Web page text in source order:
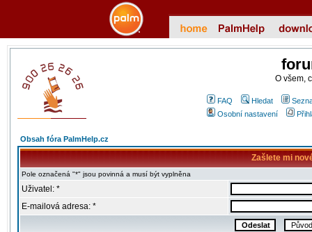
O všem,
FAQ Hledat
Osobní nastavení
Obsah fóra PalmHelp.cz
Zašlete mi
Pole označená "*" jsou povinná a musí být vyplněna
Uživatel: *
E-mailová adresa: *